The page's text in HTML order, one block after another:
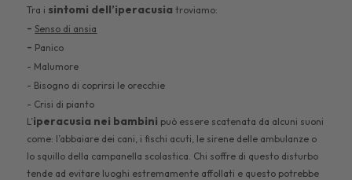
Tra i sintomi dell’iperacusia troviamo:
-Senso di ansia
- Panico
- Malumore
- Bisogno di coprirsi le orecchie
- Crisi di pianto
L’iperacusia nei bambini può essere scatenata da alcuni suoni
come: l’abbaiare dei cani, i fischi acuti, le sirene delle ambulanze o
lo squillo della campanella scolastica. Chi soffre di questo disturbo
tende ad evitare luoghi estremamente affollati e questo potrebbe